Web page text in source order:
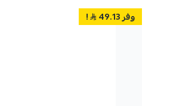
وفر 49.13 !